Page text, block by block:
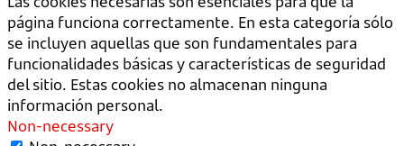
página funciona correctamente. En esta categoría sólo
se incluyen aquellas que son fundamentales para
funcionalidades básicas y características de seguridad
del sitio. Estas cookies no almacenan ninguna
información personal.
Non-necessary